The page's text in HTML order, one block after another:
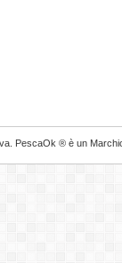
PescaOk ® è un